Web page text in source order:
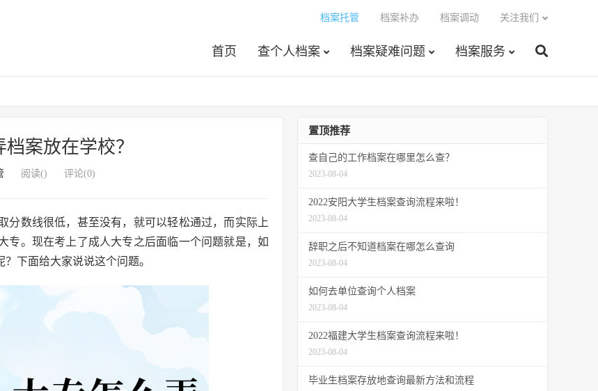
首页 查个人档案 档案疑难问题 档案服务
档案托管 档案补办 档案调动 关注我们
案放在学校？
阅读() 评论(0)
分数线很低，甚至没有，就可以轻松通过，而实际上
专。现在考上了成人大专之后面临一个问题就是，如
下面给大家说说这个问题。
置顶推荐
查自己的工作档案在哪里怎么查？
2023-08-04
2022安阳大学生档案查询流程来啦！
2023-08-04
辞职之后不知道档案在哪怎么查询
2023-08-04
如何去单位查询个人档案
2023-08-04
2022福建大学生档案查询流程来啦！
2023-08-04
毕业生档案存放地查询最新方法和流程